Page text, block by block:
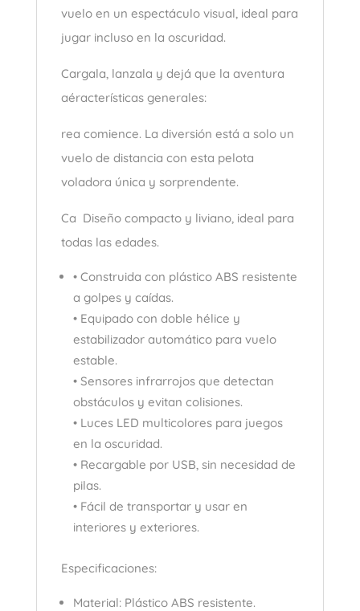
vuelo en un espectáculo visual, ideal para
jugar incluso en la oscuridad.
Cargala, lanzala y dejá que la aventura
aéracterísticas generales:
rea comience. La diversión está a solo un
vuelo de distancia con esta pelota
voladora única y sorprendente.
Ca Diseño compacto y liviano, ideal para
todas las edades.
• Construida con plástico ABS resistente
a golpes y caídas.
• Equipado con doble hélice y
estabilizador automático para vuelo
estable.
• Sensores infrarrojos que detectan
obstáculos y evitan colisiones.
• Luces LED multicolores para juegos
en la oscuridad.
• Recargable por USB, sin necesidad de
pilas.
• Fácil de transportar y usar en
interiores y exteriores.
Especificaciones:
Material: Plástico ABS resistente.